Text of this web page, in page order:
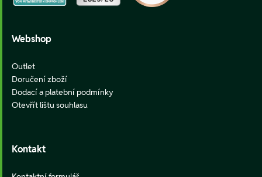
Webshop
Outlet
Doručení zboží
Dodací a platební podmínky
Otevřít lištu souhlasu
Kontakt